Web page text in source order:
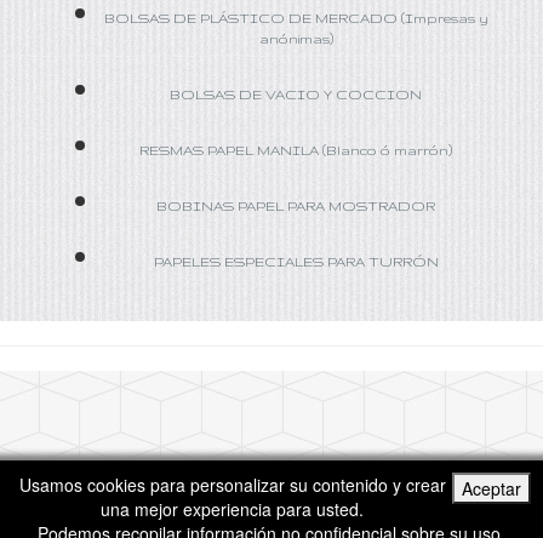
Aceptar
Usamos cookies para personalizar su contenido y crear
una mejor experiencia para usted.
BOLSAS DE PLÁSTICO DE MERCADO (Impresas y
anónimas)
BOLSAS DE VACIO Y COCCION
RESMAS PAPEL MANILA (Blanco ó marrón)
BOBINAS PAPEL PARA MOSTRADOR
PAPELES ESPECIALES PARA TURRÓN
Realizado por: